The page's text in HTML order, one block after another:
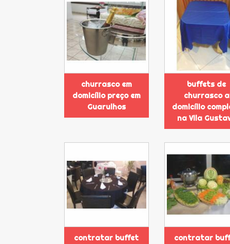
churrasco em
domicílio preço em
Guarulhos
buffets de
churrasco a
domicílio
na Vila
contratar buffet
contratar